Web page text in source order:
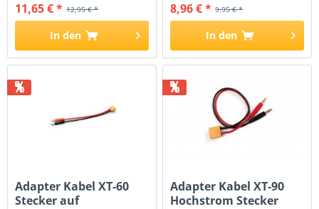
12,95 € *
11,65 € *
In den
9,95 € *
8,96 € *
In den
%
Adapter Kabel XT-60
Stecker auf
%
Adapter Kabel XT-90
Hochstrom Stecker